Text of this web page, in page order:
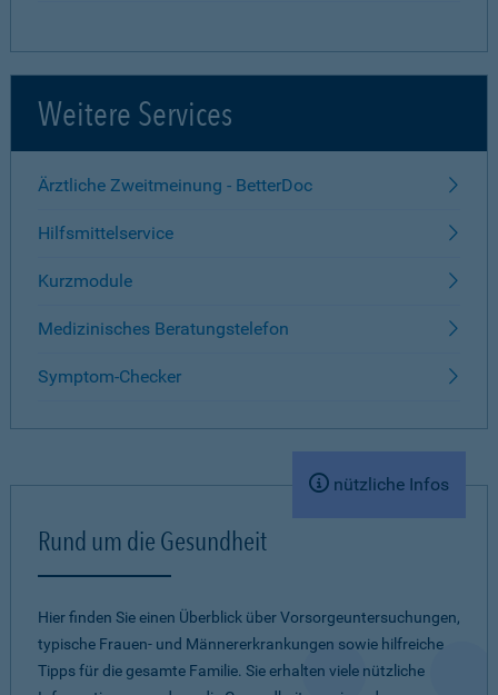
Weitere Services
Ärztliche Zweitmeinung - BetterDoc
Hilfsmittelservice
Kurzmodule
Medizinisches Beratungstelefon
Symptom-Checker
nützliche Infos
Rund um die Gesundheit
Hier finden Sie einen Überblick über Vorsorgeuntersuchungen,
typische Frauen- und Männererkrankungen sowie hilfreiche
Tipps für die gesamte Familie. Sie erhalten viele nützliche